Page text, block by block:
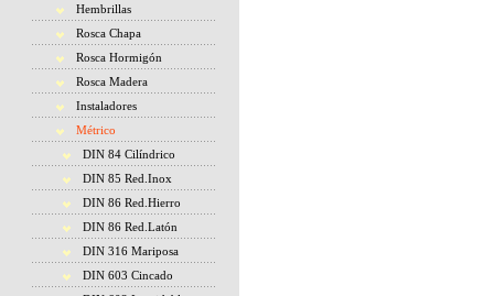
Hembrillas
Rosca Chapa
Rosca Hormigón
Rosca Madera
Instaladores
Métrico
DIN 84 Cilíndrico
DIN 85 Red.Inox
DIN 86 Red.Hierro
DIN 86 Red.Latón
DIN 316 Mariposa
DIN 603 Cincado